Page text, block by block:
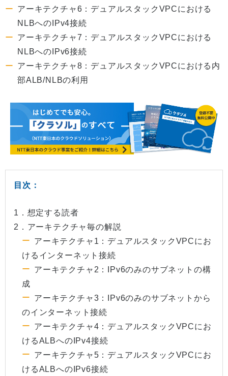
アーキテクチャ6：デュアルスタックVPCにおける
NLBへのIPv4接続
アーキテクチャ7：デュアルスタックVPCにおける
NLBへのIPv6接続
アーキテクチャ8：デュアルスタックVPCにおける内
部ALB/NLBの利用
目次：
1．想定する読者
2．アーキテクチャ毎の解説
アーキテクチャ1：デュアルスタックVPCにお
けるインターネット接続
アーキテクチャ2：IPv6のみのサブネットの構
成
アーキテクチャ3：IPv6のみのサブネットから
のインターネット接続
アーキテクチャ4：デュアルスタックVPCにお
けるALBへのIPv4接続
アーキテクチャ5：デュアルスタックVPCにお
けるALBへのIPv6接続